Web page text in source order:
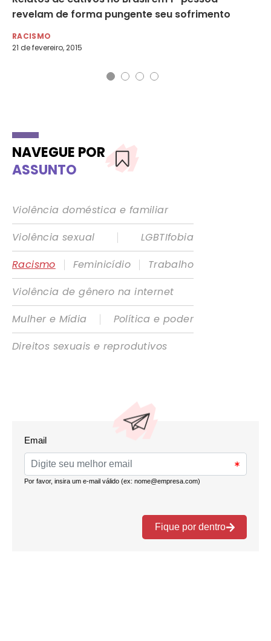
revelam de forma pungente seu sofrimento
RACISMO
21 de fevereiro, 2015
NAVEGUE POR
ASSUNTO
Violência doméstica e familiar
Violência sexual
|
LGBTIfobia
Racismo
| Feminicídio |
Trabalho
Violência de gênero na internet
Mulher e Mídia
|
Política e poder
Direitos sexuais e reprodutivos